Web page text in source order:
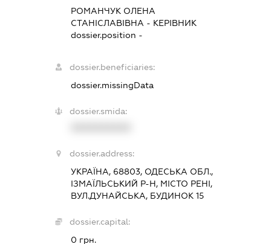
РОМАНЧУК ОЛЕНА
СТАНІСЛАВІВНА - КЕРІВНИК
dossier.position -
dossier.beneficiaries:
dossier.missingData
dossier.smida:
dossier.address:
УКРАЇНА, 68803, ОДЕСЬКА ОБЛ.,
ІЗМАЇЛЬСЬКИЙ Р-Н, МІСТО РЕНІ,
ВУЛ.ДУНАЙСЬКА, БУДИНОК 15
dossier.capital:
0 грн.